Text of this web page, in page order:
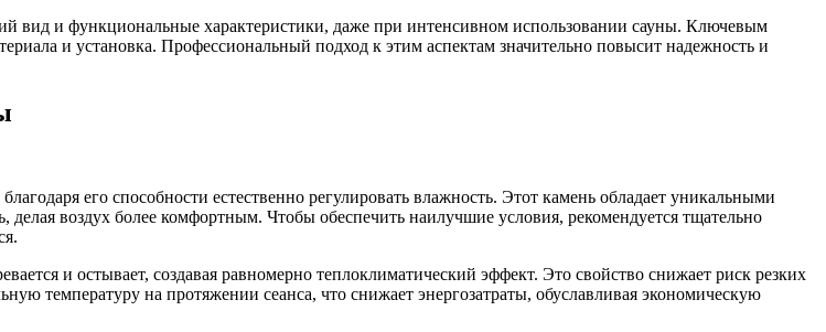
вид и функциональные характеристики, даже при интенсивном использовании сауны. Ключевым
и установка. Профессиональный подход к этим аспектам значительно повысит надежность и
его способности естественно регулировать влажность. Этот камень обладает уникальными
воздух более комфортным. Чтобы обеспечить наилучшие условия, рекомендуется тщательно
и остывает, создавая равномерно теплоклиматический эффект. Это свойство снижает риск резких
температуру на протяжении сеанса, что снижает энергозатраты, обуславливая экономическую